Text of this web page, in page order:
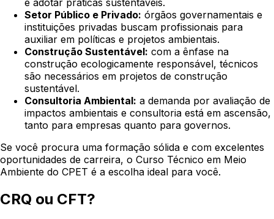
Setor Público e Privado: órgãos governamentais e
instituições privadas buscam profissionais para
auxiliar em políticas e projetos ambientais.
Construção Sustentável: com a ênfase na
construção ecologicamente responsável, técnicos
são necessários em projetos de construção
sustentável.
Consultoria Ambiental: a demanda por avaliação de
impactos ambientais e consultoria está em ascensão,
tanto para empresas quanto para governos.
Se você procura uma formação sólida e com excelentes
oportunidades de carreira, o Curso Técnico em Meio
Ambiente do CPET é a escolha ideal para você.
CRQ ou CFT?